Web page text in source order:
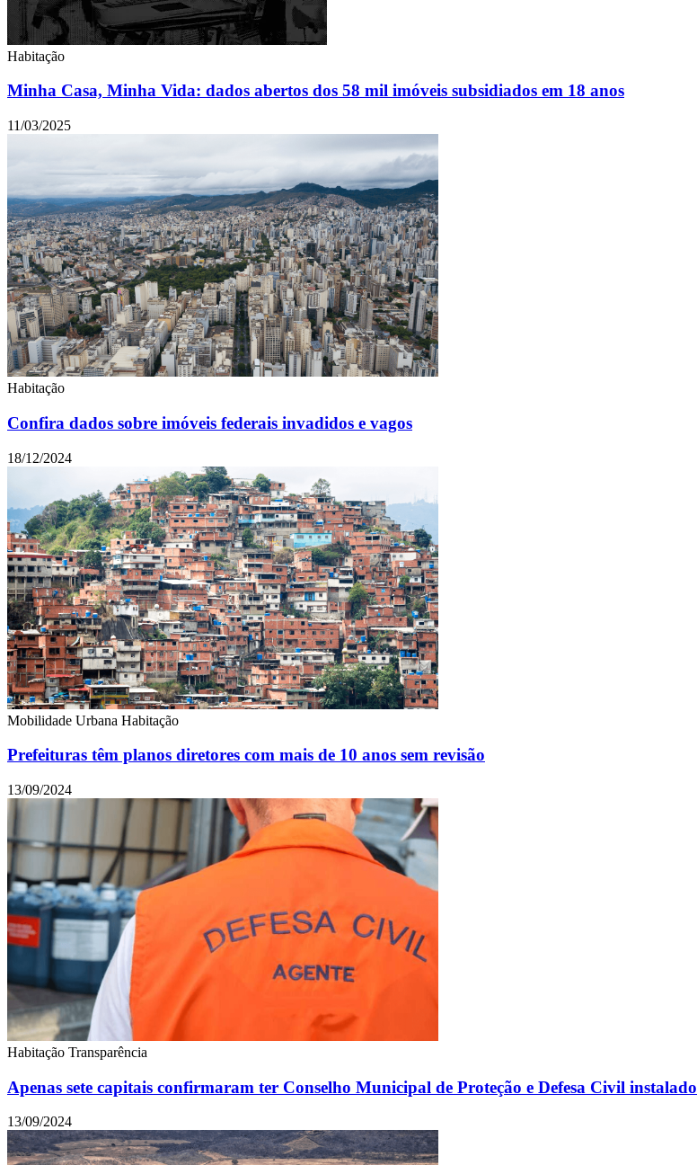
Habitação
Minha Casa, Minha Vida: dados abertos dos 58 mil imóveis subsidiados em 18 anos
11/03/2025
Habitação
Confira dados sobre imóveis federais invadidos e vagos
18/12/2024
Mobilidade Urbana Habitação
Prefeituras têm planos diretores com mais de 10 anos sem revisão
13/09/2024
Habitação Transparência
Apenas sete capitais confirmaram ter Conselho Municipal de Proteção e Defesa Civil instalado
13/09/2024